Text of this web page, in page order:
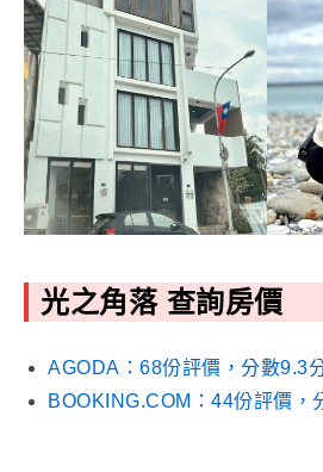
光之角落 查詢房價
AGODA：68份評價，分數9.3
BOOKING.COM：44份評價，